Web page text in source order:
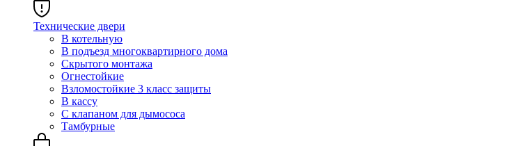
Технические двери
В котельную
В подъезд многоквартирного дома
Скрытого монтажа
Огнестойкие
Взломостойкие 3 класс защиты
В кассу
С клапаном для дымососа
Тамбурные